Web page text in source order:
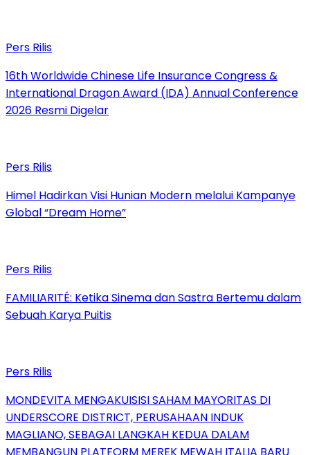
Pers Rilis
16th Worldwide Chinese Life Insurance Congress &
International Dragon Award (IDA) Annual Conference
2026 Resmi Digelar
Pers Rilis
Himel Hadirkan Visi Hunian Modern melalui Kampanye
Global “Dream Home”
Pers Rilis
FAMILIARITÉ: Ketika Sinema dan Sastra Bertemu dalam
Sebuah Karya Puitis
Pers Rilis
MONDEVITA MENGAKUISISI SAHAM MAYORITAS DI
UNDERSCORE DISTRICT, PERUSAHAAN INDUK
MAGLIANO, SEBAGAI LANGKAH KEDUA DALAM